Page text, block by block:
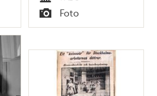
Tid
Typ
Foto